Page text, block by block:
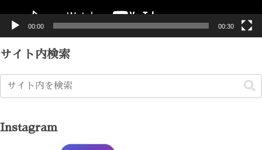
00:00 00:30
サイト内検索
Instagram